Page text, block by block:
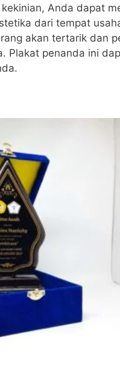
Anda dapat
dari tempat
akan tertarik dan
Plakat penanda ini